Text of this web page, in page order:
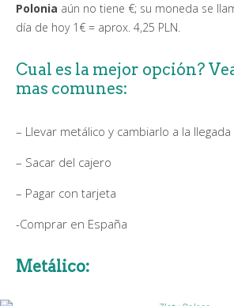
Polonia aún no tiene €; su moneda se
día de hoy 1€ = aprox. 4,25 PLN.
Cual es la mejor opción?
mas comunes:
– Llevar metálico y cambiarlo a la llegada
– Sacar del cajero
– Pagar con tarjeta
-Comprar en España
Metálico: